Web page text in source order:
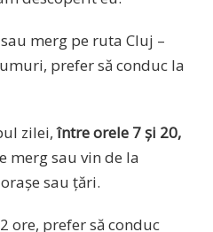
merg pe ruta Cluj –
prefer să conduc la
zilei,între orele 7 și 20,
merg sau vin de la
sau țări.
ore, prefer să conduc